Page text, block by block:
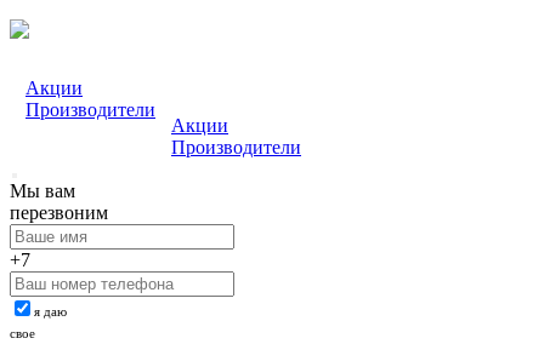
Акции
Производители
Акции
Производители
Мы вам
перезвоним
+7
я даю
свое